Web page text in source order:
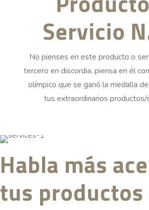
Servicio
No pienses en este producto o
tercero en discordia, piensa en él
olímpico que se ganó la medalla
tus extraordinarios productos/
Habla más
tus